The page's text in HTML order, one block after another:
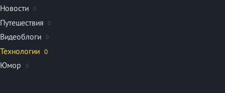
Новости 0
Путешествия 0
Видеоблоги 0
Технологии 0
Юмор 0